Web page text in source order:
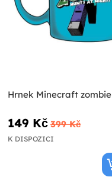
Hrnek Minecraft zombie
149 Kč 399 Kč
K DISPOZICI